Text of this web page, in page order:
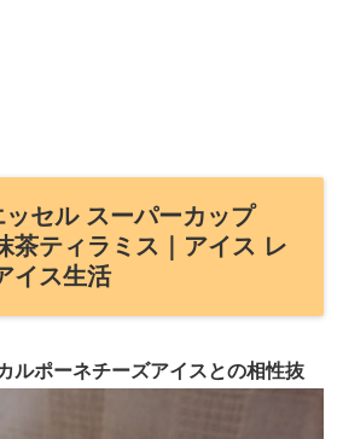
セル スーパーカップ
茶ティラミス｜アイス レ
イス生活
ルポーネチーズアイスとの相性抜